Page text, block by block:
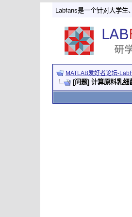
Labfans是一个针对大学生
MATLAB爱好者论坛-
[问题] 计算原料乳细